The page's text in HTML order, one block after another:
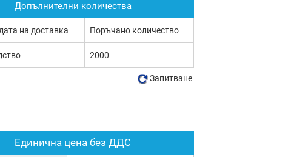
Единична цена без ДДС
Допълнителни количества
на доставка Поръчано количество
2000
Запитване